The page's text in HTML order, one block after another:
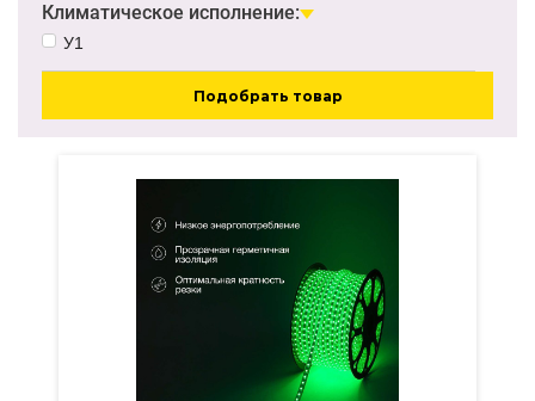
Климатическое исполнение:
У1
Подобрать товар